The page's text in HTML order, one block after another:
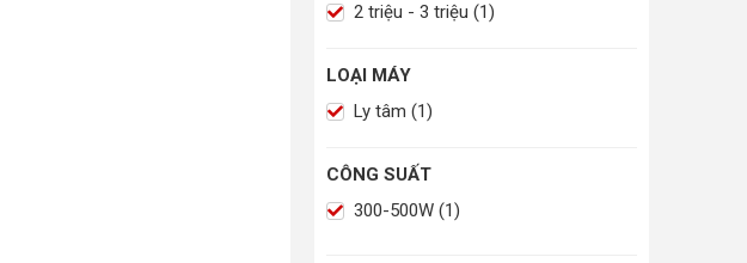
2 triệu - 3 triệu (1)
LOẠI MÁY
Ly tâm (1)
CÔNG SUẤT
300-500W (1)